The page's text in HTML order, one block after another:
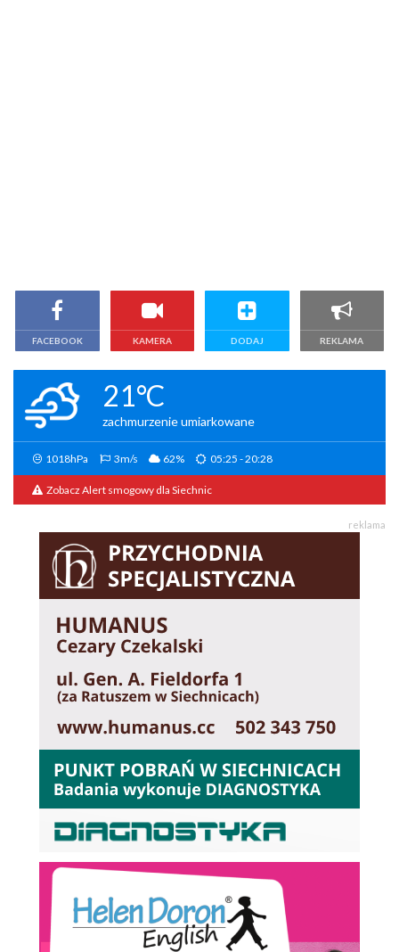
FACEBOOK KAMERA DODAJ REKLAMA
21°C
zachmurzenie umiarkowane
1018hPa 3m/s 62% 05:25 - 20:28
Zobacz Alert smogowy dla Siechnic
reklama